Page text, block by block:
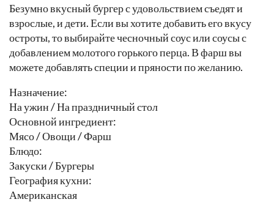
Безумно вкусный бургер с удовольствием съедят и
взрослые, и дети. Если вы хотите добавить его вкусу
остроты, то выбирайте чесночный соус или соусы с
добавлением молотого горького перца. В фарш вы
можете добавлять специи и пряности по желанию.
Назначение:
На ужин / На праздничный стол
Основной ингредиент:
Мясо / Овощи / Фарш
Блюдо:
Закуски / Бургеры
География кухни:
Американская